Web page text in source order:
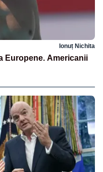
Ionuț Nichita
Europene. Americanii